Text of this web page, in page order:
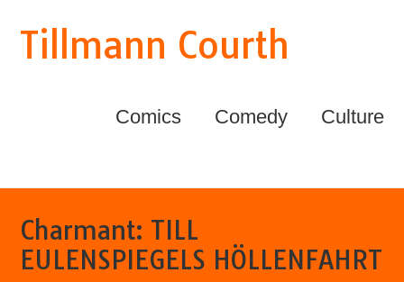
Tillmann Courth
Comics Comedy Culture
Charmant: TILL
EULENSPIEGELS HÖLLENFAHRT